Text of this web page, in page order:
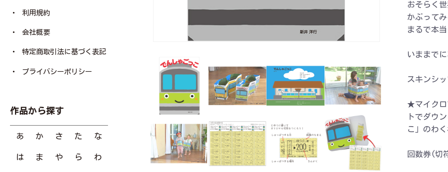
利用規約
会社概要
特定商取引法に基づく表記
プライバシーポリシー
作品から探す
あ か さ た な
は ま や ら わ
おそらく
かぶって
まるで本
いままで
スキンシ
★マイクロ
トでダウ
こ」のわ
回数券(切